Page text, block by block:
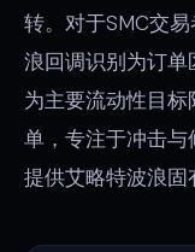
转。对于SMC交
浪回调识别为订
为主要流动性目
单，专注于冲击
提供艾略特波浪固